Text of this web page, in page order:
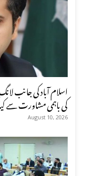
اسلام آباد کی جانب
کی باہمی مشاورت سے
August 10, 2026